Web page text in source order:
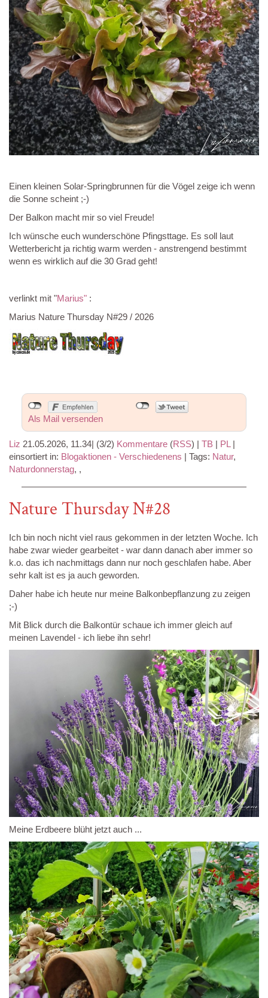
Einen kleinen Solar-Springbrunnen für die Vögel zeige ich wenn
die Sonne scheint ;-)
Der Balkon macht mir so viel Freude!
Ich wünsche euch wunderschöne Pfingsttage. Es soll laut
Wetterbericht ja richtig warm werden - anstrengend bestimmt
wenn es wirklich auf die 30 Grad geht!
verlinkt mit "Marius" :
Marius Nature Thursday N#29 / 2026
Als Mail versenden
Liz 21.05.2026, 11.34| (3/2) Kommentare (RSS) | TB | PL |
einsortiert in: Blogaktionen - Verschiedenens | Tags: Natur,
Naturdonnerstag, ,
Nature Thursday N#28
Ich bin noch nicht viel raus gekommen in der letzten Woche. Ich
habe zwar wieder gearbeitet - war dann danach aber immer so
k.o. das ich nachmittags dann nur noch geschlafen habe. Aber
sehr kalt ist es ja auch geworden.
Daher habe ich heute nur meine Balkonbepflanzung zu zeigen
;-)
Mit Blick durch die Balkontür schaue ich immer gleich auf
meinen Lavendel - ich liebe ihn sehr!
Meine Erdbeere blüht jetzt auch ...